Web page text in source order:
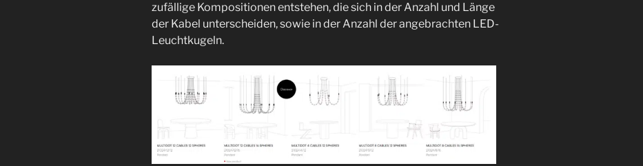
zufällige Kompositionen entstehen, die sich in der Anzahl und Länge
der Kabel unterscheiden, sowie in der Anzahl der angebrachten LED-
Leuchtkugeln.‎